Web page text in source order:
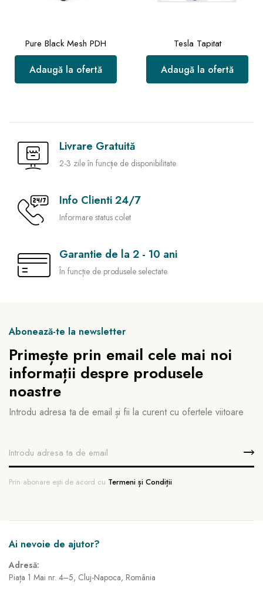
Pure Black Mesh PDH
Adaugă la ofertă
Tesla Tapitat
Adaugă la ofertă
Livrare Gratuită
2-3 zile în funcție de disponibilitate
Info Clienti 24/7
Informare status colet
Garantie de la 2 - 10 ani
În funcție de produsele selectate
Abonează-te la newsletter
Primește prin email cele mai noi
informații despre produsele
noastre
Introdu adresa ta de email și fii la curent cu ofertele viitoare
Prin abonare ești de acord cu Termeni și Condiții
Ai nevoie de ajutor?
Adresă:
Piața 1 Mai nr. 4–5, Cluj-Napoca, România